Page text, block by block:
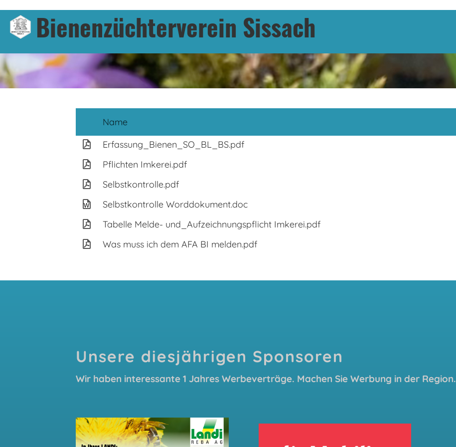
Bienenzüchterverein Sissach
Name
Erfassung_Bienen_SO_BL_BS.pdf
Pflichten Imkerei.pdf
Selbstkontrolle.pdf
Selbstkontrolle Worddokument.doc
Tabelle Melde- und_Aufzeichnungspflicht Imkerei.pdf
Was muss ich dem AFA BI melden.pdf
Unsere diesjährigen Sponsoren
Wir haben interessante 1 Jahres Werbeverträge. Machen Sie Werbung in der Region.